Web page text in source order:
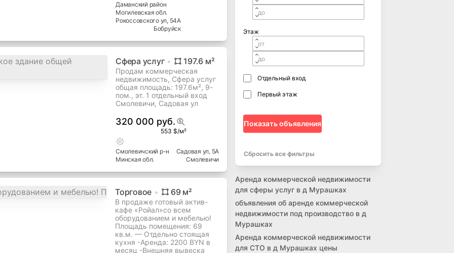
Даманскийрайон
Могилевская обл.
Рокоссовского ул, 54А
Бобруйск
Сфера услуг 197.6 м²
Продам коммерческая
недвижимость, Сфера услуг
общая площадь: 197.6м², 9-
пом., эт. 1 отдельный вход
Смолевичи, Садовая ул
320 000 руб.
553 $/м²
Смолевичский р-н
Минская обл.
Садовая ул, 5А
Смолевичи
Торговое 69м²
В продаже готовый актив-
кафе «Ройал»со всем
оборудованием и мебелью!
Площадь помещения: 69
кв.м. — Отдельно стоящая
кухня -Аренда: 2200 BYN в
месяц -Внешняя вывеска
Этаж
Отдельный вход
Первый этаж
Показать объявления
Сбросить все фильтры
Аренда коммерческой недвижимости
для сферы услуг в д Мурашках
объявления об аренде коммерческой
недвижимости под производство в д
Мурашках
Аренда коммерческой недвижимости
для СТО в д Мурашках цены